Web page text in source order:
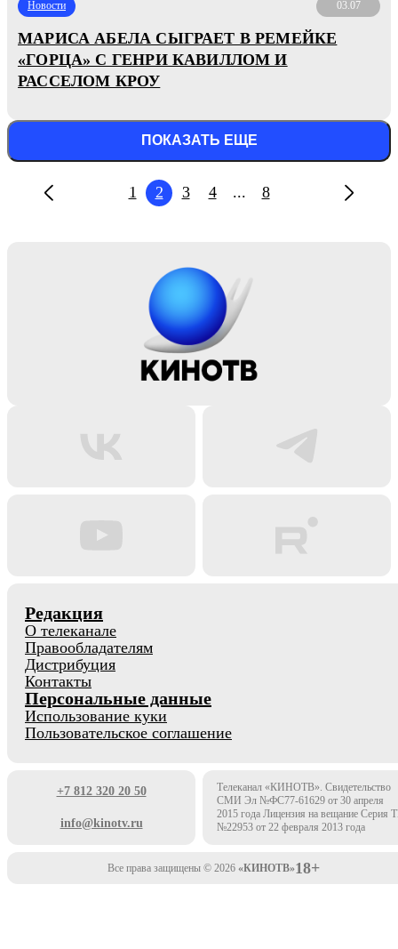
Новости 03.07
МАРИСА АБЕЛА СЫГРАЕТ В РЕМЕЙКЕ
«ГОРЦА» С ГЕНРИ КАВИЛЛОМ И
РАССЕЛОМ КРОУ
ПОКАЗАТЬ ЕЩЕ
1 2 3 4 ... 8
Редакция
О телеканале
Правообладателям
Дистрибуция
Контакты
Персональные данные
Использование куки
Пользовательское соглашение
+7 812 320 20 50
info@kinotv.ru
Телеканал «КИНОТВ». Свидетельство
СМИ Эл №ФС77-61629 от 30 апреля
2015 года Лицензия на вещание Серия
№22953 от 22 февраля 2013 года
Все права защищены © 2026 «КИНОТВ»18+